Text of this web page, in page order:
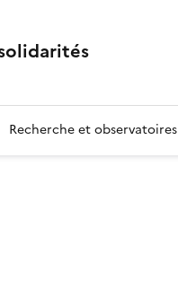
Recherche et observatoires